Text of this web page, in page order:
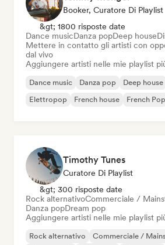
Booker, Curatore Di Playlist
&gt; 1800 risposte date
Dance musicDanza popDeep house
Mettere in contatto gli artisti con
dal vivo
Aggiungere artisti nelle mie playlist
Dance music Danza pop Deep house
Elettropop
French house French Pop
Timothy Tunes
Curatore Di Playlist
&gt; 300 risposte date
Rock alternativoCommerciale /
Danza popDream pop
Aggiungere artisti nelle mie playlist
Rock alternativo
Commerciale /